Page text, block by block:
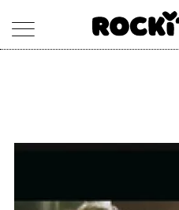
CONCERTI